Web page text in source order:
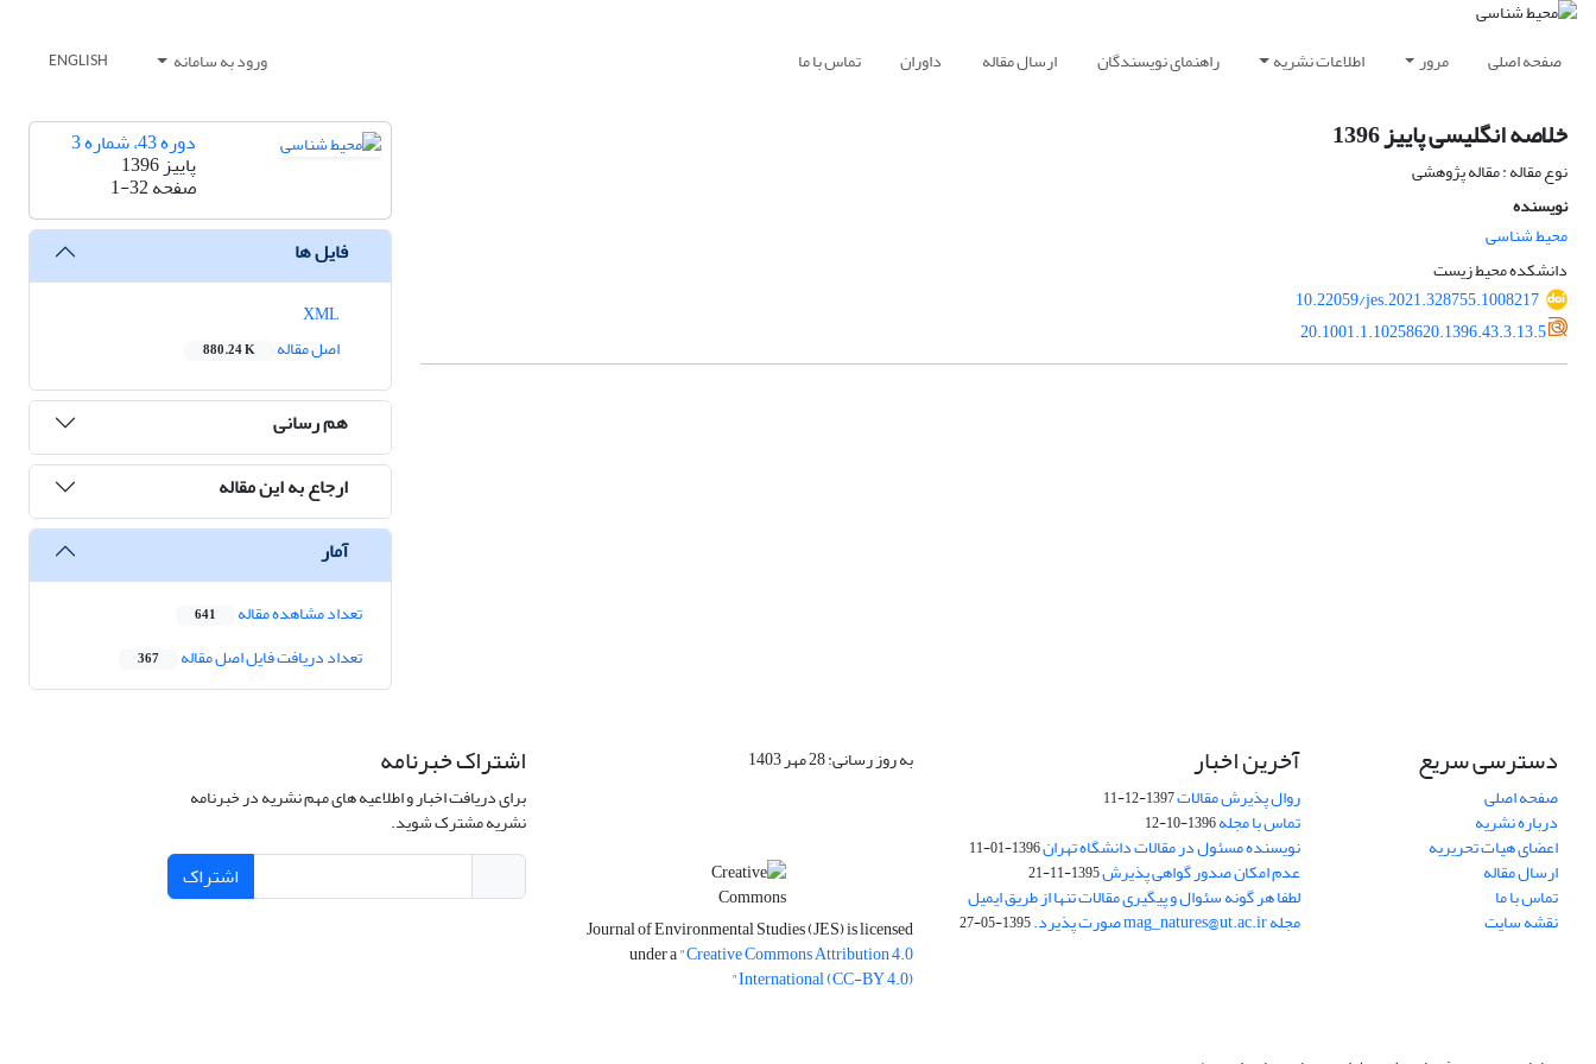
صفحه اصلی مرور اطلاعات نشریه راهنمای نویسندگان ارسال مقاله داوران تماس با ما ورود به سامانه ENGLISH
خلاصه انگلیسی پاییز 1396
نوع مقاله : مقاله پژوهشی
نویسنده
محیط شناسی
دانشکده محیط زیست
10.22059/jes.2021.328755.1008217
20.1001.1.10258620.1396.43.3.13.5
دوره 43، شماره 3
پاییز 1396
صفحه1-32
فایل ها
اصل مقاله
880.24 K
هم رسانی
ارجاع به این مقاله
آمار
تعداد مشاهده مقاله 641
تعداد دریافت فایل اصل مقاله 367
دسترسی سریع
صفحه اصلی
درباره نشریه
اعضای هیات تحریریه
ارسال مقاله
تماس با ما
نقشه سایت
آخرین اخبار
روال پذیرش مقالات1397-12-11
تماس با مجله1396-10-12
نویسنده مسئول در مقالات دانشگاه تهران1396-01-11
عدم امکان صدور گواهی پذیرش1395-11-21
لطفا هر گونه سئوال و پیگیری مقالات تنها از طریق ایمیل
مجله mag_natures@ut.ac.ir صورت پذیرد. 1395-05-27
به روز رسانی: 28 مهر 1403
Journal of Environmental Studies (JES) is licensed
under a"Creative Commons Attribution 4.0
International (CC-BY 4.0)"
اشتراک خبرنامه
برای دریافت اخبار و اطلاعیه های مهم نشریه در خبرنامه
نشریه مشترک شوید.
اشتراک